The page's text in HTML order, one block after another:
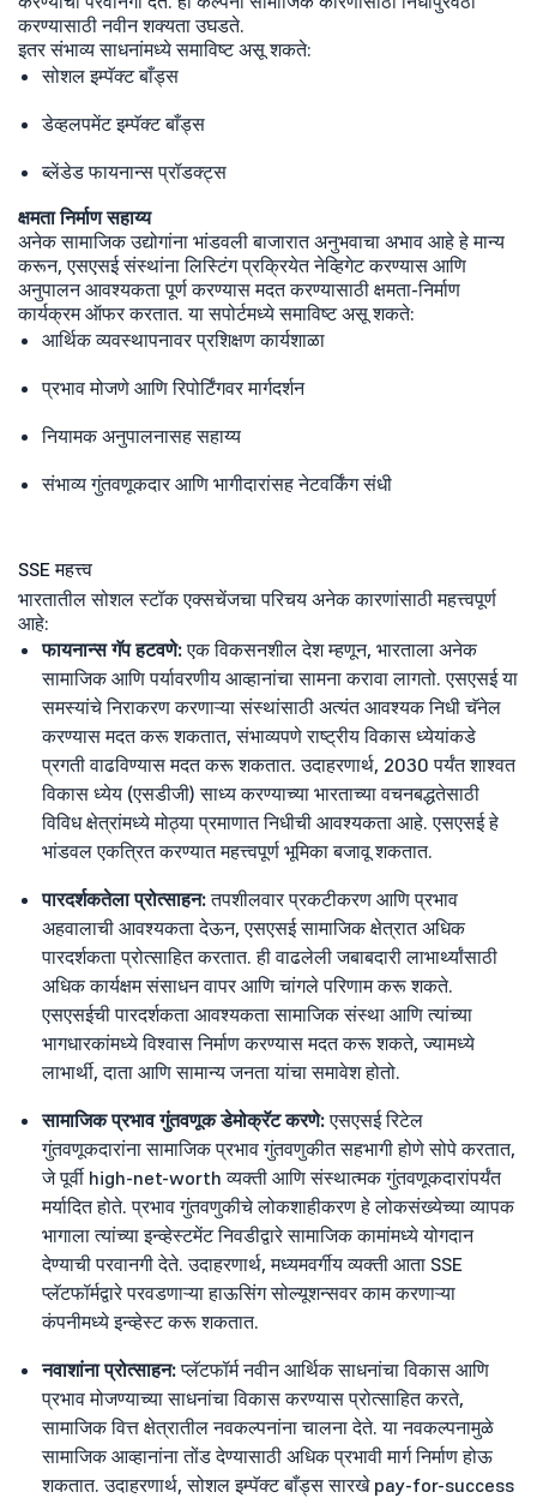
करण्यासाठी नवीन शक्यता उघडते.
इतर संभाव्य साधनांमध्ये समाविष्ट असू शकते:
सोशल इम्पॅक्ट बाँड्स
डेव्हलपमेंट इम्पॅक्ट बाँड्स
ब्लेंडेड फायनान्स प्रॉडक्ट्स
क्षमता निर्माण सहाय्य
अनेक सामाजिक उद्योगांना भांडवली बाजारात अनुभवाचा अभाव आहे हे मान्य
करून, एसएसई संस्थांना लिस्टिंग प्रक्रियेत नेव्हिगेट करण्यास आणि
अनुपालन आवश्यकता पूर्ण करण्यास मदत करण्यासाठी क्षमता-निर्माण
कार्यक्रम ऑफर करतात. या सपोर्टमध्ये समाविष्ट असू शकते:
आर्थिक व्यवस्थापनावर प्रशिक्षण कार्यशाळा
प्रभाव मोजणे आणि रिपोर्टिंगवर मार्गदर्शन
नियामक अनुपालनासह सहाय्य
संभाव्य गुंतवणूकदार आणि भागीदारांसह नेटवर्किंग संधी
SSE महत्त्व
भारतातील सोशल स्टॉक एक्सचेंजचा परिचय अनेक कारणांसाठी महत्त्वपूर्ण
आहे:
फायनान्स गॅप हटवणे:एक विकसनशील देश म्हणून, भारताला अनेक
सामाजिक आणि पर्यावरणीय आव्हानांचा सामना करावा लागतो. एसएसई या
समस्यांचे निराकरण करणाऱ्या संस्थांसाठी अत्यंत आवश्यक निधी चॅनेल
करण्यास मदत करू शकतात, संभाव्यपणे राष्ट्रीय विकास ध्येयांकडे
प्रगती वाढविण्यास मदत करू शकतात. उदाहरणार्थ, 2030 पर्यंत शाश्वत
विकास ध्येय (एसडीजी) साध्य करण्याच्या भारताच्या वचनबद्धतेसाठी
विविध क्षेत्रांमध्ये मोठ्या प्रमाणात निधीची आवश्यकता आहे. एसएसई हे
भांडवल एकत्रित करण्यात महत्त्वपूर्ण भूमिका बजावू शकतात.
पारदर्शकतेला प्रोत्साहन:तपशीलवार प्रकटीकरण आणि प्रभाव
अहवालाची आवश्यकता देऊन, एसएसई सामाजिक क्षेत्रात अधिक
पारदर्शकता प्रोत्साहित करतात. ही वाढलेली जबाबदारी लाभार्थ्यांसाठी
अधिक कार्यक्षम संसाधन वापर आणि चांगले परिणाम करू शकते.
एसएसईची पारदर्शकता आवश्यकता सामाजिक संस्था आणि त्यांच्या
भागधारकांमध्ये विश्वास निर्माण करण्यास मदत करू शकते, ज्यामध्ये
लाभार्थी, दाता आणि सामान्य जनता यांचा समावेश होतो.
सामाजिक प्रभाव गुंतवणूक डेमोक्रॅट करणे:एसएसई रिटेल
गुंतवणूकदारांना सामाजिक प्रभाव गुंतवणुकीत सहभागी होणे सोपे करतात,
जे पूर्वी high-net-worth व्यक्ती आणि संस्थात्मक गुंतवणूकदारांपर्यंत
मर्यादित होते. प्रभाव गुंतवणुकीचे लोकशाहीकरण हे लोकसंख्येच्या व्यापक
भागाला त्यांच्या इन्व्हेस्टमेंट निवडीद्वारे सामाजिक कामांमध्ये योगदान
देण्याची परवानगी देते. उदाहरणार्थ, मध्यमवर्गीय व्यक्ती आता SSE
प्लॅटफॉर्मद्वारे परवडणाऱ्या हाऊसिंग सोल्यूशन्सवर काम करणाऱ्या
कंपनीमध्ये इन्व्हेस्ट करू शकतात.
नवाशांना प्रोत्साहन:प्लॅटफॉर्म नवीन आर्थिक साधनांचा विकास आणि
प्रभाव मोजण्याच्या साधनांचा विकास करण्यास प्रोत्साहित करते,
सामाजिक वित्त क्षेत्रातील नवकल्पनांना चालना देते. या नवकल्पनामुळे
सामाजिक आव्हानांना तोंड देण्यासाठी अधिक प्रभावी मार्ग निर्माण होऊ
शकतात. उदाहरणार्थ, सोशल इम्पॅक्ट बाँड्स सारखे pay-for-success